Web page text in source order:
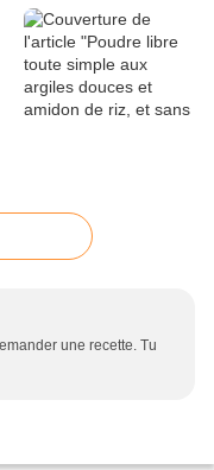
une recette. Tu